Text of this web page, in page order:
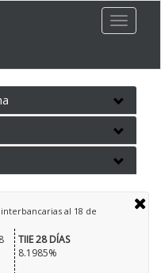
Toggle
al 18 de
TIIE 28 DÍAS
8.1985%